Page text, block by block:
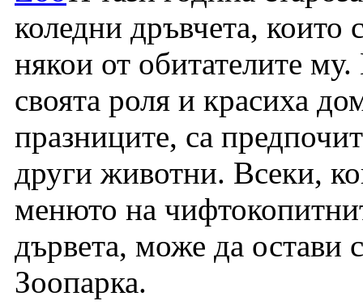
коледни дръвчета, които
някои от обитателите
своята роля и красиха
празниците, са
други животни. Всеки,
менюто на
дървета, може да остави
Зоопарка.